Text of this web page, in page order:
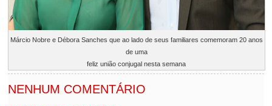
Márcio Nobre e Débora Sanches que ao lado de seus familiares comemoram 20 anos
de uma
feliz união conjugal nesta semana
NENHUM COMENTÁRIO